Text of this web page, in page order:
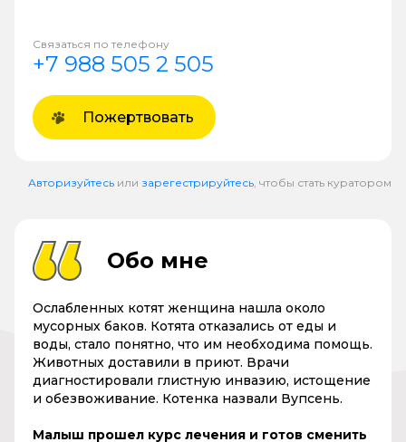
Связаться по телефону
+7 988 505 2 505
Пожертвовать
Авторизуйтесь или зарегестрируйтесь , чтобы стать куратором
Обо мне
Ослабленных котят женщина нашла около
мусорных баков. Котята отказались от еды и
воды, стало понятно, что им необходима помощь.
Животных доставили в приют. Врачи
диагностировали глистную инвазию, истощение
и обезвоживание. Котенка назвали Вупсень.
Малыш прошел курс лечения и готов сменить